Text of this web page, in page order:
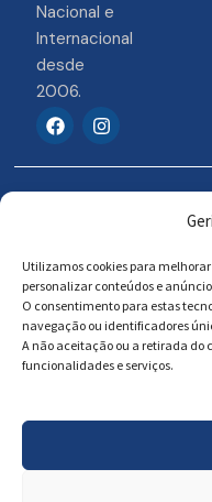
Utilizamos cookies para
personalizar conteúdos e
O consentimento para estas
navegação ou identificadores
A não aceitação ou a retirada
funcionalidades e serviços.
Nacional e
Internacional
desde
2006.
F
a
e
b
I
n
t
a
m
Powered by